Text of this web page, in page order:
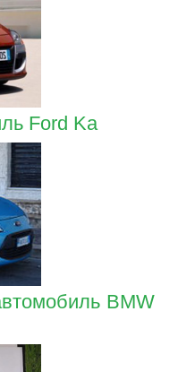
Ford Ka
BMW